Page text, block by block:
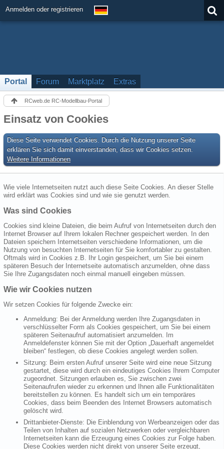
Anmelden oder registrieren
Portal Forum Marktplatz Extras
RCweb.de RC-Modellbau-Portal
Einsatz von Cookies
Diese Seite verwendet Cookies. Durch die Nutzung unserer Seite
erklären Sie sich damit einverstanden, dass wir Cookies setzen.
Weitere Informationen
Wie viele Internetseiten nutzt auch diese Seite Cookies. An dieser Stelle
wird erklärt was Cookies sind und wie sie genutzt werden.
Was sind Cookies
Cookies sind kleine Dateien, die beim Aufruf von Internetseiten durch den
Internet Browser auf Ihrem lokalen Rechner gespeichert werden. In den
Dateien speichern Internetseiten verschiedene Informationen, um die
Nutzung von besuchten Internetseiten für Sie komfortabler zu gestalten.
Oftmals wird in Cookies z.B. Ihr Login gespeichert, um Sie bei einem
späteren Besuch der Internetseite automatisch anzumelden, ohne dass
Sie Ihre Zugangsdaten noch einmal manuell eingeben müssen.
Wie wir Cookies nutzen
Wir setzen Cookies für folgende Zwecke ein:
Anmeldung: Bei der Anmeldung werden Ihre Zugangsdaten in
verschlüsselter Form als Cookies gespeichert, um Sie bei einem
späteren Seitenaufruf automatisiert anzumelden. Im
Anmeldefenster können Sie mit der Option „Dauerhaft angemeldet
bleiben“ festlegen, ob diese Cookies angelegt werden sollen.
Sitzung: Beim ersten Aufruf unserer Seite wird eine neue Sitzung
gestartet, diese wird durch ein eindeutiges Cookies Ihrem Computer
zugeordnet. Sitzungen erlauben es, Sie zwischen zwei
Seitenaufrufen wieder zu erkennen und Ihnen alle Funktionalitäten
bereitstellen zu können. Es handelt sich um ein temporäres
Cookies, dass beim Beenden des Internet Browsers automatisch
gelöscht wird.
Drittanbieter-Dienste: Die Einblendung von Werbeanzeigen oder das
Teilen von Inhalten auf sozialen Netzwerken oder vergleichbaren
Internetseiten kann die Erzeugung eines Cookies zur Folge haben.
Diese Cookies werden nicht direkt von unserer Seite erzeugt,